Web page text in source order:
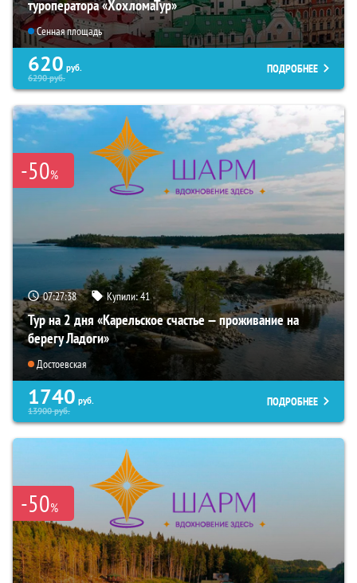
туроператора «ХохломаТур»
Сенная площадь
620 руб.
6290руб.
ПОДРОБНЕЕ
-50%
07:27:37 Купили:41
Тур на 2 дня «Карельское счастье — проживание на
берегу Ладоги»
Достоевская
1740 руб.
13900руб.
ПОДРОБНЕЕ
-50%